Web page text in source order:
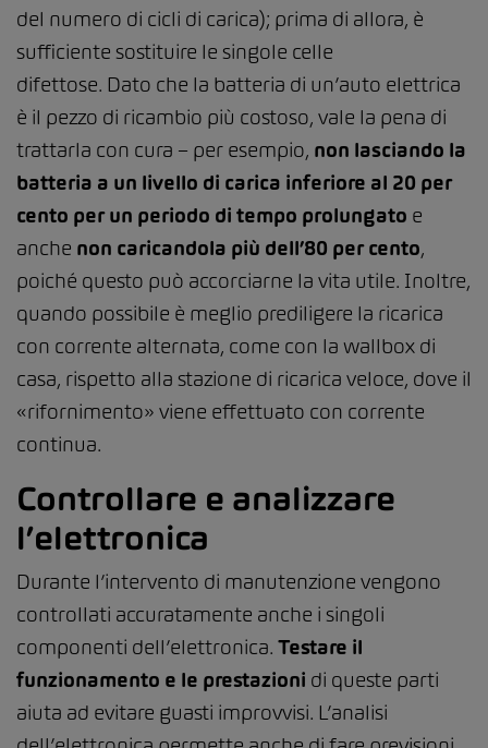
del numero di cicli di carica); prima di allora, è
sufficiente sostituire le singole celle
difettose. Dato che la batteria di un’auto elettrica
è il pezzo di ricambio più costoso, vale la pena di
trattarla con cura – per esempio, non lasciando la
batteria a un livello di carica inferiore al 20 per
cento per un periodo di tempo prolungato e
anche non caricandola più dell’80 per cento,
poiché questo può accorciarne la vita utile. Inoltre,
quando possibile è meglio prediligere la ricarica
con corrente alternata, come con la wallbox di
casa, rispetto alla stazione di ricarica veloce, dove il
«rifornimento» viene effettuato con corrente
continua.
Controllare e analizzare
l’elettronica
Durante l’intervento di manutenzione vengono
controllati accuratamente anche i singoli
componenti dell’elettronica. Testare il
funzionamento e le prestazioni di queste parti
aiuta ad evitare guasti improvvisi. L’analisi